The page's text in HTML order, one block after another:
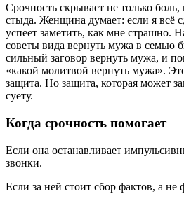
Срочность скрывает не только
стыда. Женщина думает: если я всё
успеет заметить, как мне страшно.
советы вида вернуть мужа в семью
сильный заговор вернуть мужа, и
«какой молитвой вернуть мужа».
защита. Но защита, которая может
суету.
Когда срочность помогает
Если она останавливает
звонки.
Если за ней стоит сбор фактов, а не